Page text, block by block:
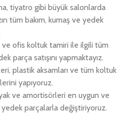
tiyatro gibi büyük salonlarda
tüm bakım, kumaş ve yedek
ofis koltuk tamiri ile ilgili tüm
parça satışını yapmaktayız.
plastik aksamları ve tüm koltuk
yapıyoruz.
ve amortisörleri en uygun ve
parçalarla değiştiriyoruz.